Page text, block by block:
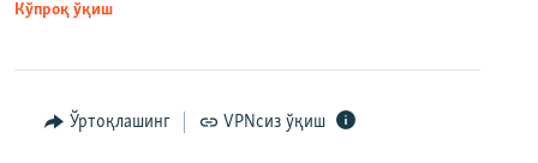
Кўпроқ ўқиш
Ўртоқлашинг VPNсиз ўқиш